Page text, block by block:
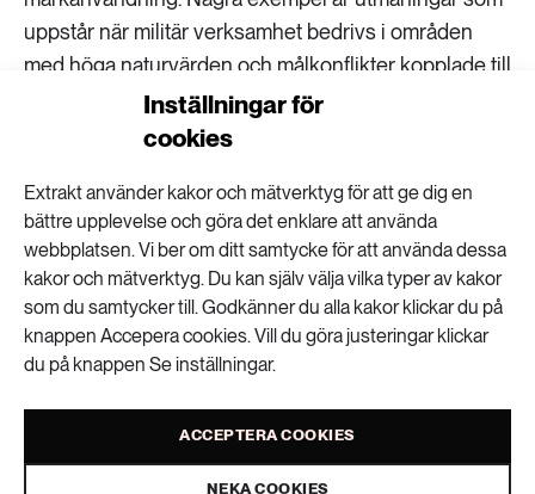
Inställningar för
cookies
Extrakt använder kakor och mätverktyg för att ge dig en
bättre upplevelse och göra det enklare att använda
webbplatsen. Vi ber om ditt samtycke för att använda dessa
kakor och mätverktyg. Du kan själv välja vilka typer av kakor
som du samtycker till. Godkänner du alla kakor klickar du på
knappen Accepera cookies. Vill du göra justeringar klickar
du på knappen Se inställningar.
ACCEPTERA COOKIES
NEKA COOKIES
uppstår när militär verksamhet bedrivs i områden
med höga naturvärden och målkonflikter kopplade till
placeringen av energiinfrastruktur, där försvaret
bland annat har ifrågasatt planerad utbyggnad av
För att hantera konflikterna framhålls i rapporten
vikten av god planering och samordning mellan
miljöarbetet och beredskapsarbetet.
Charlie Olofsson text